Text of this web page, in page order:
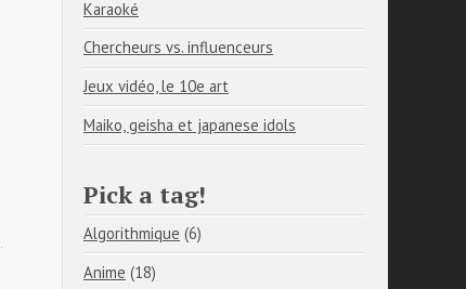
Karaoké
Chercheurs vs. influenceurs
Jeux vidéo, le 10e art
Maiko, geisha et japanese idols
Pick a tag!
Algorithmique (6)
Anime (18)